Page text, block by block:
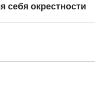
себя окрестности